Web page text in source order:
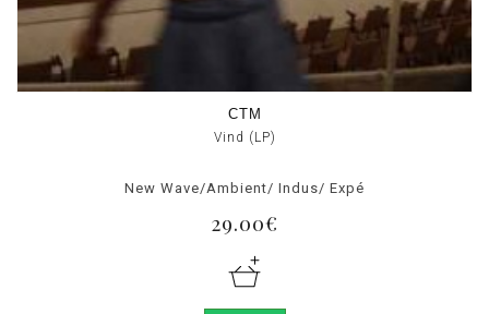
CTM
Vind (LP)
New Wave/Ambient/ Indus/ Expé
29.00€